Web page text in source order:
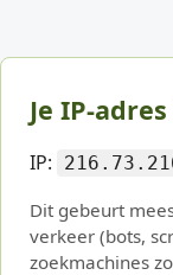
Je IP-
IP:
Dit gebeurt
verkeer (bots,
zoekmachines